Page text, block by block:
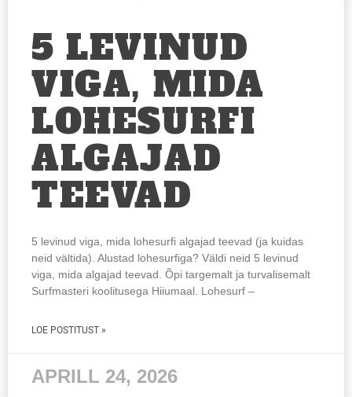
5 LEVINUD
VIGA, MIDA
LOHESURFI
ALGAJAD
TEEVAD
5 levinud viga, mida lohesurfi algajad teevad (ja kuidas
neid vältida). Alustad lohesurfiga? Väldi neid 5 levinud
viga, mida algajad teevad. Õpi targemalt ja turvalisemalt
Surfmasteri koolitusega Hiiumaal. Lohesurf –
LOE POSTITUST »
APRILL 24, 2026